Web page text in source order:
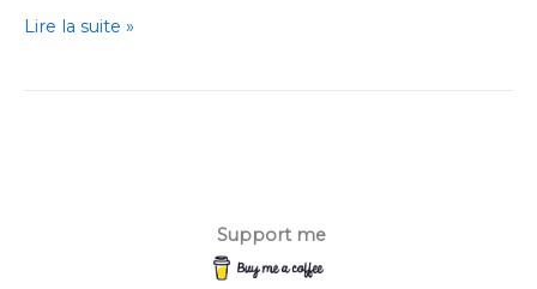
Paymailer
Lire la suite »
Support me